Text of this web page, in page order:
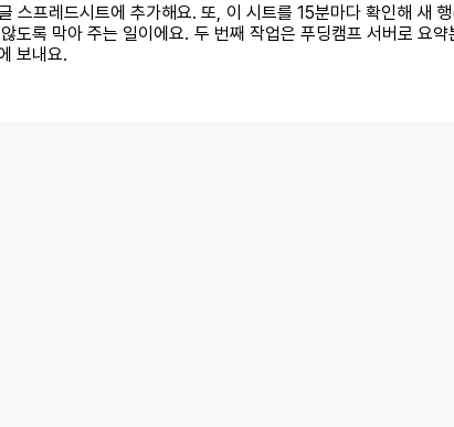
스프레드시트에 추가해요. 또, 이 시트를 15분마다 확인해 새
도록 막아 주는 일이에요. 두 번째 작업은 푸딩캠프 서버로 요
보내요.